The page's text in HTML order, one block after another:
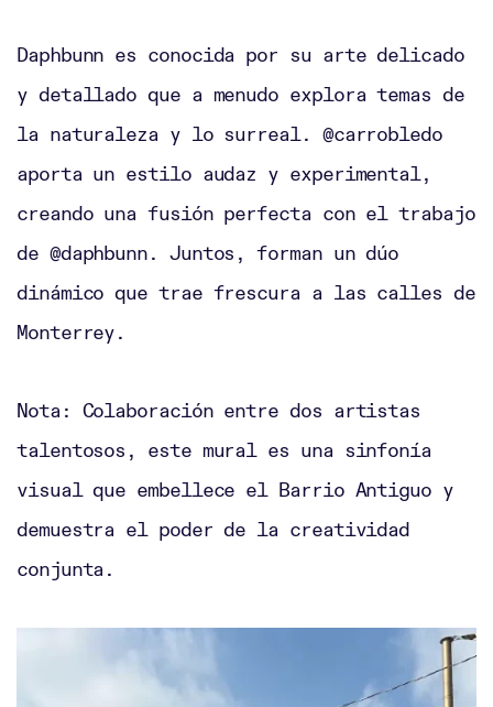
Daphbunn es conocida por su arte delicado
y detallado que a menudo explora temas de
la naturaleza y lo surreal. @carrobledo
aporta un estilo audaz y experimental,
creando una fusión perfecta con el trabajo
de @daphbunn. Juntos, forman un dúo
dinámico que trae frescura a las calles de
Monterrey.
Nota: Colaboración entre dos artistas
talentosos, este mural es una sinfonía
visual que embellece el Barrio Antiguo y
demuestra el poder de la creatividad
conjunta.